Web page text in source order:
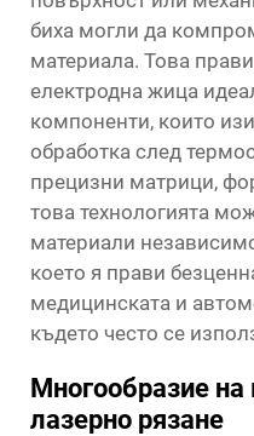
биха могли да
материала. Това
електродна жица
компоненти, които
обработка след
прецизни матрици,
това технологията
материали
което я прави
медицинската и
където често се
Многообразие на
лазерно рязане